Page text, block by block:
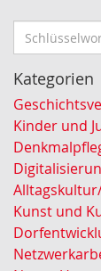
c
h
ü
s
s
e
l
w
o
r
Kategorien
Kinder und
Kunst und